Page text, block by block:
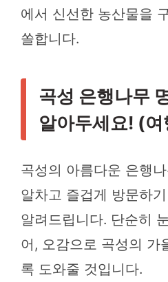
에서 신선한 농산물을
쏠합니다.
곡성 은행나무
알아두세요! (여
곡성의 아름다운 은행
알차고 즐겁게 방문하
알려드립니다. 단순히
어, 오감으로 곡성의 가
록 도와줄 것입니다.